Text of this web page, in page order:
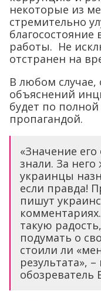
некоторые из
стремительно
благосостояние
работы. Не
отстранен на
В любом случае,
объяснений
будет по
пропагандой.
«Значение
знали. За
украинцы
если правда!
пишут
такую
подумать о
стоили ли
результата»,
обозреватель